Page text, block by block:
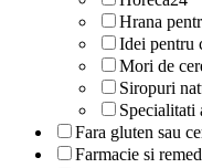
Hrana
Idei pentru
Mori de
Siropuri
Specialitati
Fara gluten sau
Farmacie si